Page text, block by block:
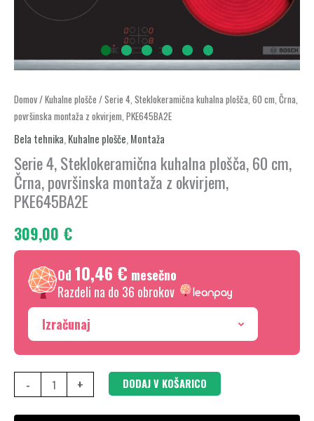
Domov/Kuhalne plošče / Serie 4, Steklokeramična kuhalna plošča, 60 cm, Črna,
površinska montaža z okvirjem, PKE645BA2E
Bela tehnika, Kuhalne plošče, Montaža
Serie 4, Steklokeramična kuhalna plošča, 60 cm,
Črna, površinska montaža z okvirjem,
PKE645BA2E
309,00 €
Od 10,46 € mesečno
Razdeli na do 36 obrokov
Izračunaj
-
Serie
4,
Steklokeramična
kuhalna
plošča,
60
Črna,
površinska
montaža
okvirjem,
PKE645BA2E
količina
+ DODAJ V KOŠARICO